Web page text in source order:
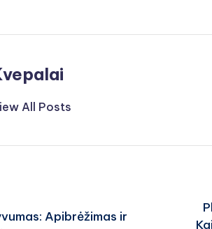
All Posts
Apibrėžimas ir